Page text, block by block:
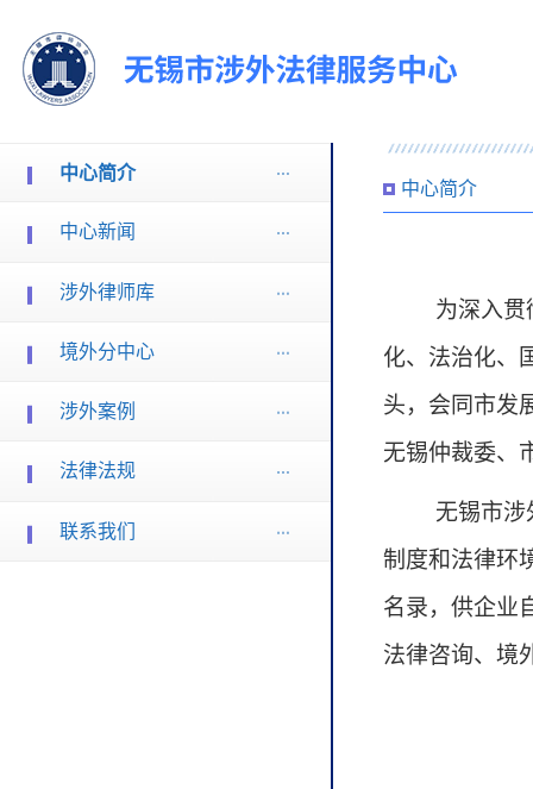
中心简介
中心新闻
涉外律师库
境外分中心
涉外案例
法律法规
联系我们
中心简介
为深入贯
化、法治化、
头，会同市发
无锡仲裁委、
无锡市涉
制度和法律环
名录，供企业
法律咨询、境